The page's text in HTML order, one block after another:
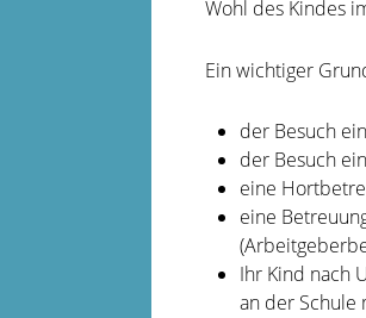
Wohl des Kindes
Ein wichtiger
der Besuch
der Besuch
eine
eine
Ihr Kind nach
an der Schule